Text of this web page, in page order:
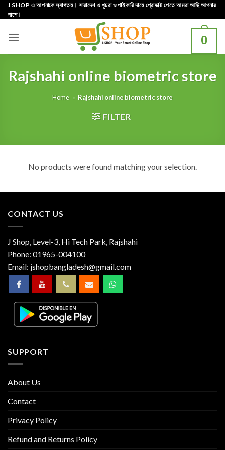
Skip
to
J SHOP এ আপনাকে স্বাগতম। সারাদেশ এ খুচরা ও পাইকারি দামে প্রোডাক্ট পেতে আমরা আছি আপনার
পাশে।
0
Rajshahi online biometric store
Home » Rajshahi online biometric store
FILTER
No products were found matching your selection.
CONTACT US
J Shop, Level-3, Hi Tech Park, Rajshahi
Phone: 01965-004100
Email: jshopbangladesh@gmail.com
SUPPORT
About Us
Contact
Privacy Policy
Refund and Returns Policy